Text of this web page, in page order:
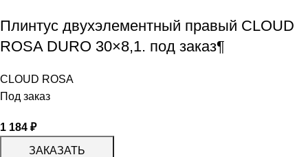
Плинтус двухэлементный правый CLOUD
ROSA DURO 30×8,1. под заказ¶
CLOUD ROSA
Под заказ
1 184 ₽
ЗАКАЗАТЬ